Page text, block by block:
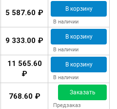
5 587.60 ₽
В корзину
В наличии
9 333.00 ₽
В корзину
В наличии
11 565.60
₽
В корзину
В наличии
768.60 ₽
Заказать
Предзаказ